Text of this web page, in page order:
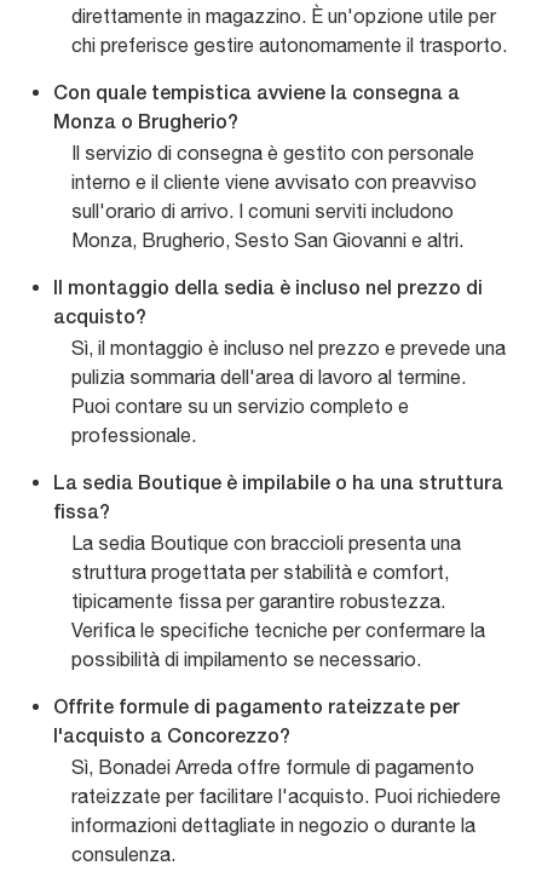
direttamente in magazzino. È un'opzione utile per
chi preferisce gestire autonomamente il trasporto.
Con quale tempistica avviene la consegna a
Monza o Brugherio?
Il servizio di consegna è gestito con personale
interno e il cliente viene avvisato con preavviso
sull'orario di arrivo. I comuni serviti includono
Monza, Brugherio, Sesto San Giovanni e altri.
Il montaggio della sedia è incluso nel prezzo di
acquisto?
Sì, il montaggio è incluso nel prezzo e prevede una
pulizia sommaria dell'area di lavoro al termine.
Puoi contare su un servizio completo e
professionale.
La sedia Boutique è impilabile o ha una struttura
fissa?
La sedia Boutique con braccioli presenta una
struttura progettata per stabilità e comfort,
tipicamente fissa per garantire robustezza.
Verifica le specifiche tecniche per confermare la
possibilità di impilamento se necessario.
Offrite formule di pagamento rateizzate per
l'acquisto a Concorezzo?
Sì, Bonadei Arreda offre formule di pagamento
rateizzate per facilitare l'acquisto. Puoi richiedere
informazioni dettagliate in negozio o durante la
consulenza.